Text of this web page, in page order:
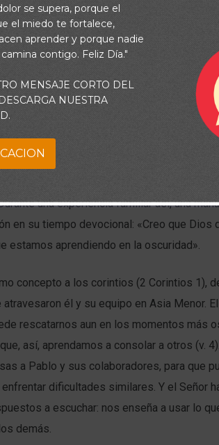
una experiencia familiar así, una
en su tiempo devocional: «Creo que Dios
estamos aprendiendo en la oscuridad».
concepto a los corintios (2 Corintios 1),
él y su equipo en Asia Menor.
rescatarnos aun en los momentos más
así, aprendamos a consolar a otros (v.
a Pablo y sus colaboradores, para que
dificultades similares. Y el Señor
a escuchar: nos enseña a usar lo
demás.
se supera, porque el
el miedo te fortalece,
aprender y porque nadie
contigo. Feliz Día."
MENSAJE CORTO DEL
NUESTRA